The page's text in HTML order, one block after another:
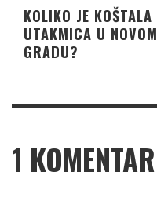
KOLIKO JE KOŠTALA
UTAKMICA U NOVOM
GRADU?
1 KOMENTAR